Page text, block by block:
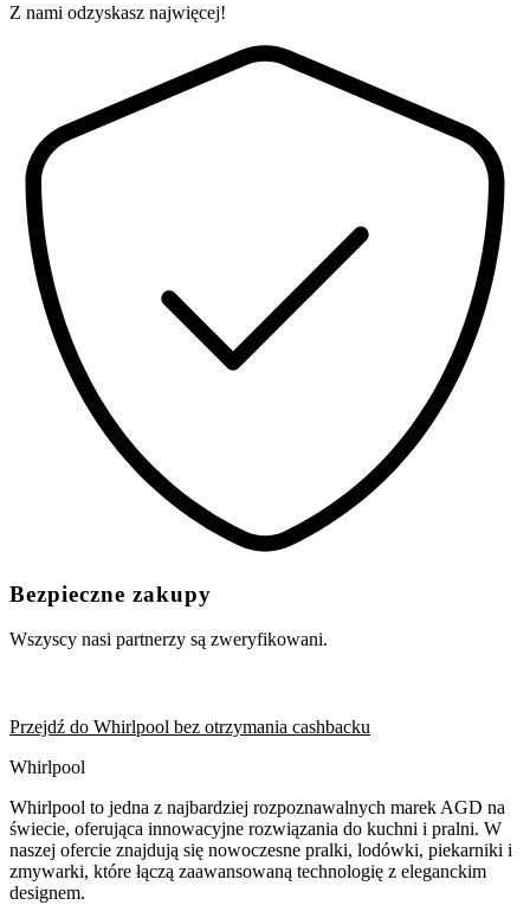
Z nami odzyskasz najwięcej!
Bezpieczne zakupy
Wszyscy nasi partnerzy są zweryfikowani.
Przejdź do Whirlpool bez otrzymania cashbacku
Whirlpool
Whirlpool to jedna z najbardziej rozpoznawalnych marek AGD na
świecie, oferująca innowacyjne rozwiązania do kuchni i pralni. W
naszej ofercie znajdują się nowoczesne pralki, lodówki, piekarniki i
zmywarki, które łączą zaawansowaną technologię z eleganckim
designem.